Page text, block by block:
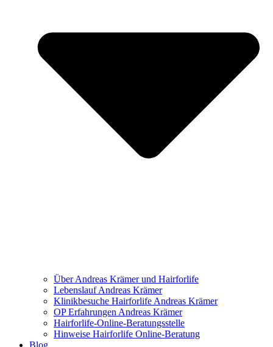
Über Andreas Krämer und Hairforlife
Lebenslauf Andreas Krämer
Klinikbesuche Hairforlife Andreas Krämer
OP Erfahrungen Andreas Krämer
Hairforlife-Online-Beratungsstelle
Hinweise Hairforlife Online-Beratung